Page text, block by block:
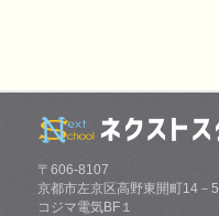
〒606-8107
京都市左京区高野東開町14－5
コジマ電気BF１